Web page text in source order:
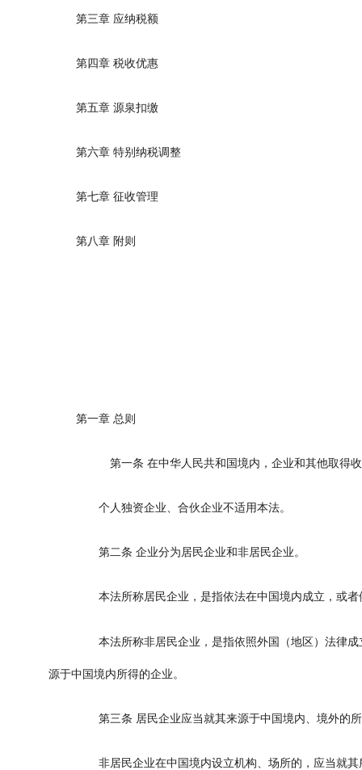
第三章 应纳税额
第四章 税收优惠
第五章 源泉扣缴
第六章 特别纳税调整
第七章 征收管理
第八章 附则
第一章 总则
第一条 在中华人民共和国境内，企业和其他取得
个人独资企业、合伙企业不适用本法。
第二条 企业分为居民企业和非居民企业。
本法所称居民企业，是指依法在中国境内成立，或者
本法所称非居民企业，是指依照外国（地区）法律成
源于中国境内所得的企业。
第三条 居民企业应当就其来源于中国境内、境外的
非居民企业在中国境内设立机构、场所的，应当就其